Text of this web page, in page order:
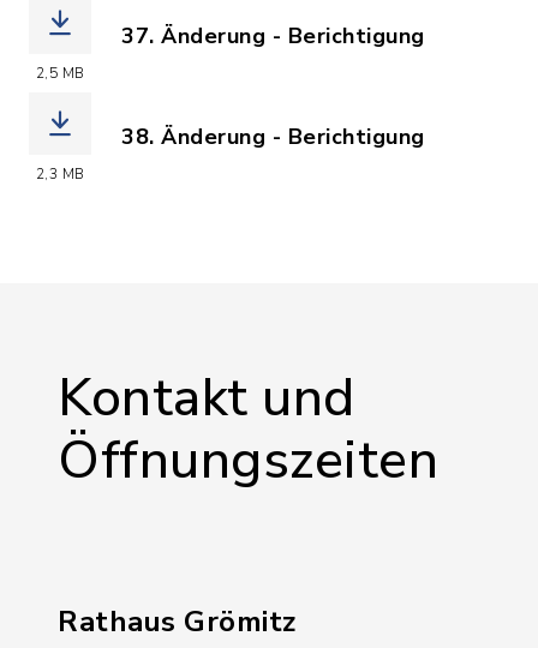
2,5 MB
37. Änderung - Berichtigung
2,3 MB
38. Änderung - Berichtigung
Kontakt und
Öffnungszeiten
Rathaus Grömitz